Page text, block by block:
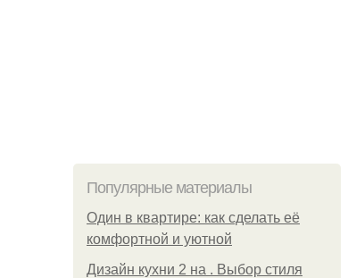
Популярные материалы
Один в квартире: как сделать её
комфортной и уютной
Дизайн кухни 2 на . Выбор стиля